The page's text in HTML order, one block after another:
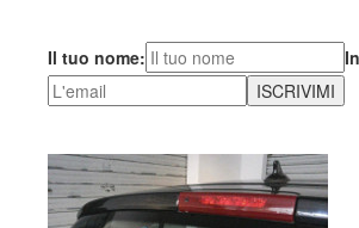
Il tuo nome: